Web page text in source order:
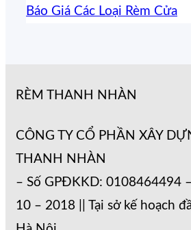
Báo Giá Các Loại Rèm Cửa
RÈM THANH NHÀN
CÔNG TY CỔ PHẦN XÂY
THANH NHÀN
– Số GPĐKKD: 0108464494
10 – 2018 || Tại sở kế hoạch